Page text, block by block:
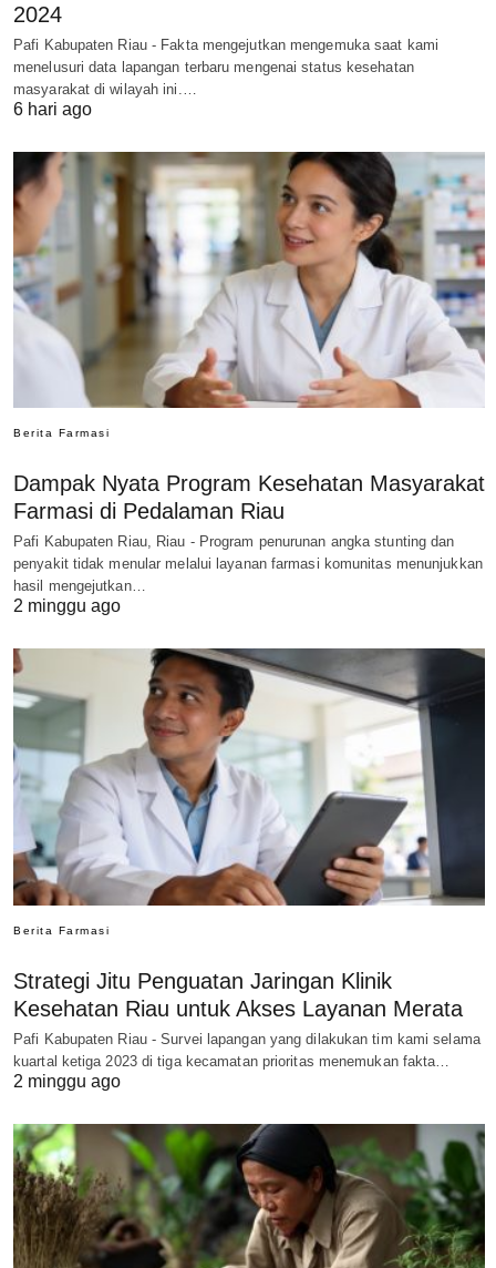
2024
Pafi Kabupaten Riau - Fakta mengejutkan mengemuka saat kami
menelusuri data lapangan terbaru mengenai status kesehatan
masyarakat di wilayah ini.…
6 hari ago
Berita Farmasi
Dampak Nyata Program Kesehatan Masyarakat
Farmasi di Pedalaman Riau
Pafi Kabupaten Riau, Riau - Program penurunan angka stunting dan
penyakit tidak menular melalui layanan farmasi komunitas menunjukkan
hasil mengejutkan…
2 minggu ago
Berita Farmasi
Strategi Jitu Penguatan Jaringan Klinik
Kesehatan Riau untuk Akses Layanan Merata
Pafi Kabupaten Riau - Survei lapangan yang dilakukan tim kami selama
kuartal ketiga 2023 di tiga kecamatan prioritas menemukan fakta…
2 minggu ago